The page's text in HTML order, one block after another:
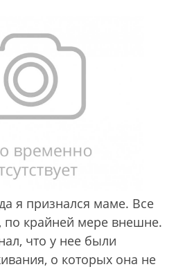
я признался маме. Все
крайней мере внешне.
что у нее были
о которых она не